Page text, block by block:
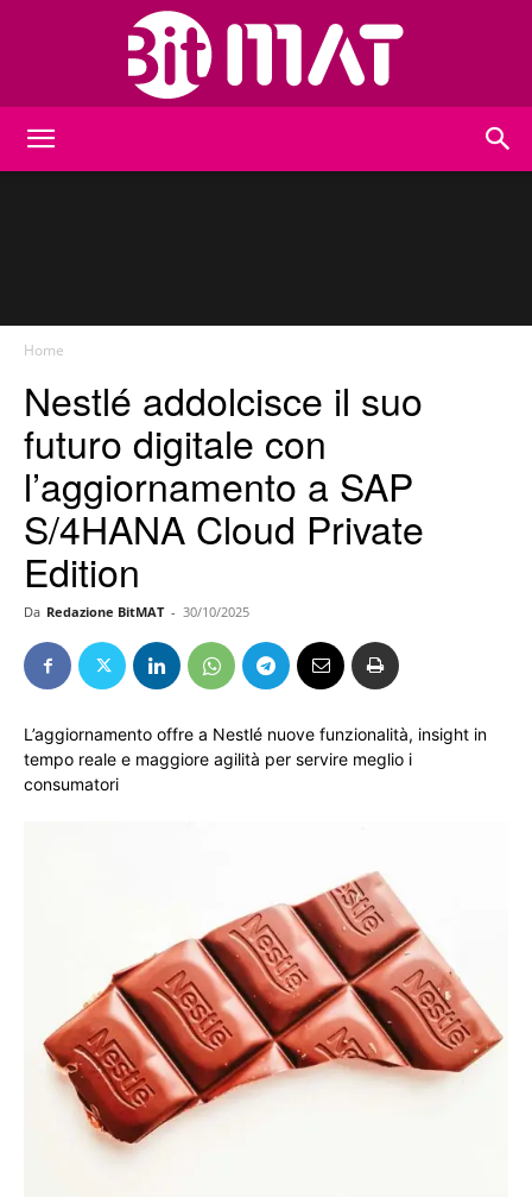
Home
Nestlé addolcisce il suo
futuro digitale con
l’aggiornamento a SAP
S/4HANA Cloud Private
Edition
Da Redazione BitMAT - 30/10/2025
L’aggiornamento offre a Nestlé nuove funzionalità, insight in
tempo reale e maggiore agilità per servire meglio i
consumatori